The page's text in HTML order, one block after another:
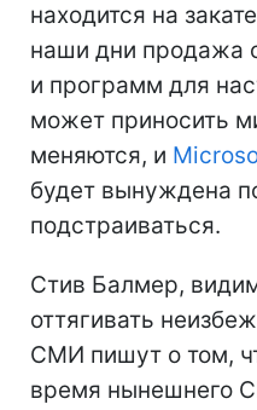
находится на
наши дни продажа
и программ для
может приносить
меняются, и
будет вынуждена
подстраиваться.
Стив Балмер,
оттягивать
СМИ пишут о том,
время нынешнего